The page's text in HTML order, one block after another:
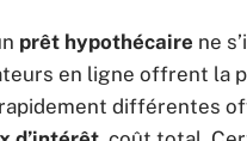
prêt hypothécaire ne
en ligne offrent la
différentes